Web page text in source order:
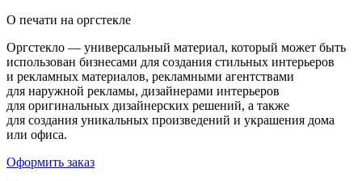
О печати на оргстекле
Оргстекло — универсальный материал, который может быть
использован бизнесами для создания стильных интерьеров
и рекламных материалов, рекламными агентствами
для наружной рекламы, дизайнерами интерьеров
для оригинальных дизайнерских решений, а также
для создания уникальных произведений и украшения дома
или офиса.
Оформить заказ